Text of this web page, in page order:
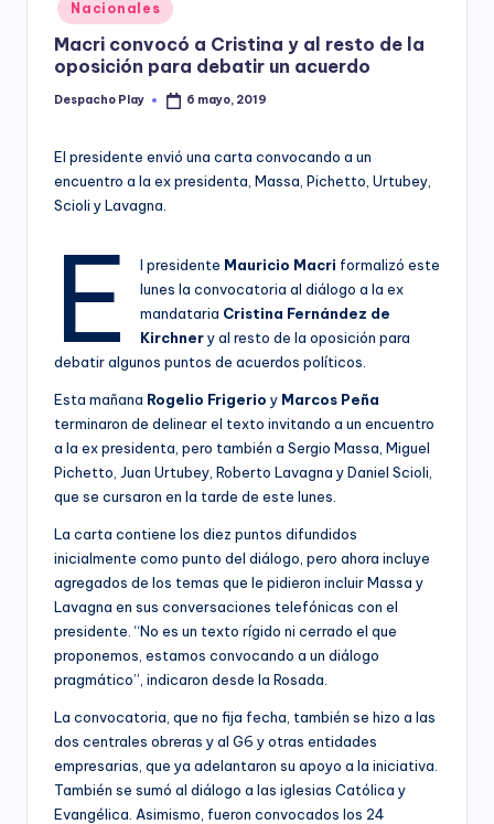
y
in
Nacionales
Macri convocó a Cristina y al resto de la
oposición para debatir un acuerdo
Posted
Despacho Play 6 mayo, 2019
El presidente envió una carta convocando a un
encuentro a la ex presidenta, Massa, Pichetto, Urtubey,
Scioli y Lavagna.
E l presidente Mauricio Macri formalizó este
lunes la convocatoria al diálogo a la ex
mandataria Cristina Fernández de
Kirchnery al resto de la oposición para
debatir algunos puntos de acuerdos políticos.
Esta mañana Rogelio Frigerio y Marcos Peña
terminaron de delinear el texto invitando a un encuentro
a la ex presidenta, pero también a Sergio Massa, Miguel
Pichetto, Juan Urtubey, Roberto Lavagna y Daniel Scioli,
que se cursaron en la tarde de este lunes.
La carta contiene los diez puntos difundidos
inicialmente como punto del diálogo, pero ahora incluye
agregados de los temas que le pidieron incluir Massa y
Lavagna en sus conversaciones telefónicas con el
presidente. “No es un texto rígido ni cerrado el que
proponemos, estamos convocando a un diálogo
pragmático”, indicaron desde la Rosada.
La convocatoria, que no fija fecha, también se hizo a las
dos centrales obreras y al G6 y otras entidades
empresarias, que ya adelantaron su apoyo a la iniciativa.
También se sumó al diálogo a las iglesias Católica y
Evangélica. Asimismo, fueron convocados los 24